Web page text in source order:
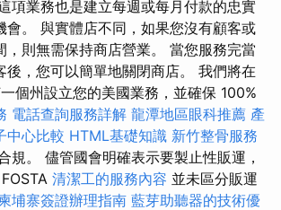
項業務也是建立每週或每月付款的忠實
會。 與實體店不同，如果您沒有顧客或
，則無需保持商店營業。 當您服務完當
後，您可以簡單地關閉商店。 我們將在
個州設立您的美國業務，並確保 100%
電話查詢服務詳解 龍潭地區眼科推薦 產
中心比較 HTML基礎知識 新竹整骨服務
規。 儘管國會明確表示要製止性販運，
FOSTA 清潔工的服務內容 並未區分販運
埔寨簽證辦理指南 藍芽助聽器的技術優